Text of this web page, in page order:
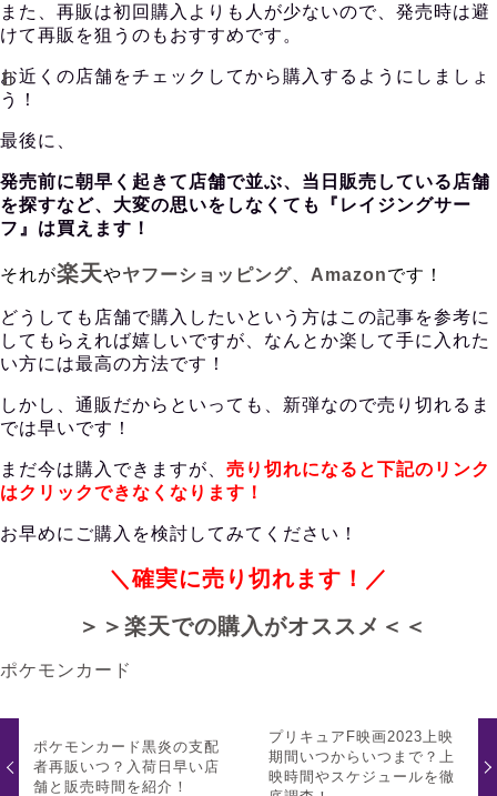
また、再販は初回購入よりも人が少ないので、発売時は避
けて再販を狙うのもおすすめです。
お近くの店舗をチェックしてから購入するようにしましょ
う！
最後に、
発売前に朝早く起きて店舗で並ぶ、当日販売している店舗
を探すなど、大変の思いをしなくても『レイジングサー
フ』は買えます！
それが楽天やヤフーショッピング Amazonです！
どうしても店舗で購入したいという方はこの記事を参考に
してもらえれば嬉しいですが、なんとか楽して手に入れた
い方には最高の方法です！
しかし、通販だからといっても、新弾なので売り切れるま
では早いです！
まだ今は購入できますが、 売り切れになると下記のリンク
はクリックできなくなります！
お早めにご購入を検討してみてください！
＼確実に売り切れます！／
＞＞楽天での購入がオススメ＜＜
ポケモンカード
ポケモンカード黒炎の支配
者再販いつ？入荷日早い店
舗と販売時間を紹介！
プリキュアF映画2023上映
期間いつからいつまで？上
映時間やスケジュールを徹